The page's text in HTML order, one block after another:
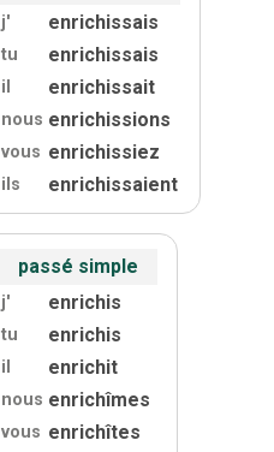
j' enrichissais
tu enrichissais
il enrichissait
nous enrichissions
vous enrichissiez
ils enrichissaient
passé simple
j' enrichis
tu enrichis
il enrichit
nous enrichîmes
vous enrichîtes